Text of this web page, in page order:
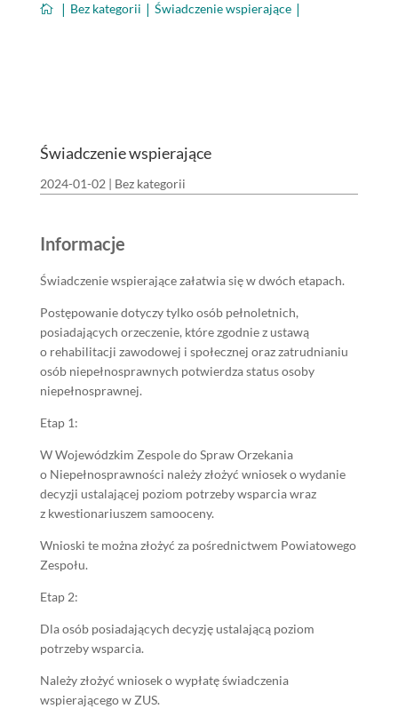
 Bez kategorii Świadczenie wspierające
Świadczenie wspierające
2024-01-02 | Bez kategorii
Informacje
Świadczenie wspierające załatwia się w dwóch etapach.
Postępowanie dotyczy tylko osób pełnoletnich,
posiadających orzeczenie, które zgodnie z ustawą
o rehabilitacji zawodowej i społecznej oraz zatrudnianiu
osób niepełnosprawnych potwierdza status osoby
niepełnosprawnej.
Etap 1:
W Wojewódzkim Zespole do Spraw Orzekania
o Niepełnosprawności należy złożyć wniosek o wydanie
decyzji ustalającej poziom potrzeby wsparcia wraz
z kwestionariuszem samooceny.
Wnioski te można złożyć za pośrednictwem Powiatowego
Zespołu.
Etap 2:
Dla osób posiadających decyzję ustalającą poziom
potrzeby wsparcia.
Należy złożyć wniosek o wypłatę świadczenia
wspierającego w ZUS.